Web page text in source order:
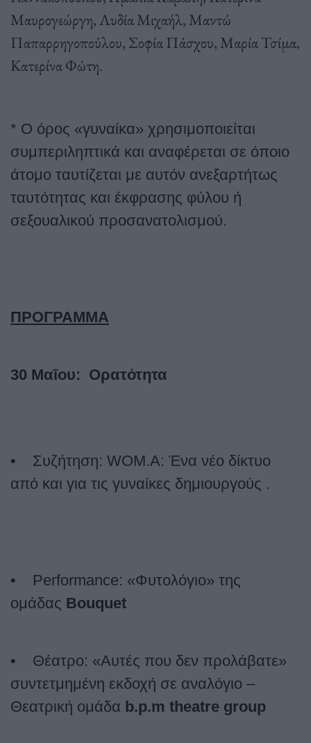
Μαυρογεώργη, Λυδία Μιχαήλ, Μαντώ
Παπαρρηγοπούλου, Σοφία Πάσχου, Μαρία Τσίμα,
Κατερίνα Φώτη.
* Ο όρος «γυναίκα» χρησιμοποιείται
συμπεριληπτικά και αναφέρεται σε όποιο
άτομο ταυτίζεται με αυτόν ανεξαρτήτως
ταυτότητας και έκφρασης φύλου ή
σεξουαλικού προσανατολισμού.
ΠΡΟΓΡΑΜΜΑ
30 Μαΐου: Ορατότητα
• Συζήτηση: WOM.A: Ένα νέο δίκτυο
από και για τις γυναίκες δημιουργούς .
• Performance: «Φυτολόγιο» της
ομάδας Bouquet
• Θέατρο: «Αυτές που δεν προλάβατε»
συντετμημένη εκδοχή σε αναλόγιο –
Θεατρική ομάδα b.p.m theatre group